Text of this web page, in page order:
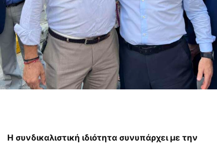
Η συνδικαλιστική ιδιότητα συνυπάρχει με την